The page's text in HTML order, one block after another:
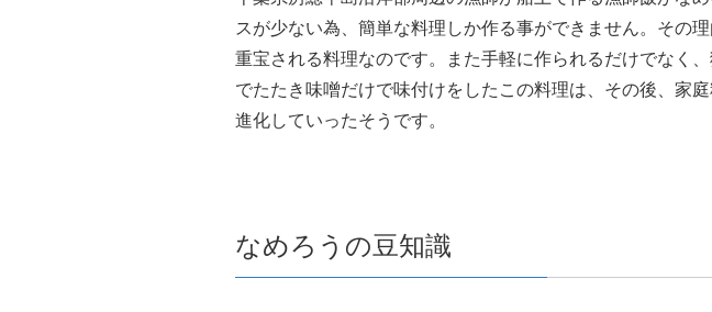
スが少ない為、簡単な料理しか作る事ができません。その
重宝される料理なのです。また手軽に作られるだけでなく
でたたき味噌だけで味付けをしたこの料理は、その後、家
進化していったそうです。
なめろうの豆知識